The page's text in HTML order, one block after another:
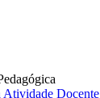
Atividade Docente